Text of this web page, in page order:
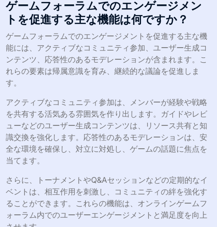
ゲームフォーラムでのエンゲージメン
トを促進する主な機能は何ですか？
ゲームフォーラムでのエンゲージメントを促進する主な機
能には、アクティブなコミュニティ参加、ユーザー生成コ
ンテンツ、応答性のあるモデレーションが含まれます。こ
れらの要素は帰属意識を育み、継続的な議論を促進しま
す。
アクティブなコミュニティ参加は、メンバーが経験や戦略
を共有する活気ある雰囲気を作り出します。ガイドやレビ
ューなどのユーザー生成コンテンツは、リソース共有と知
識交換を強化します。応答性のあるモデレーションは、安
全な環境を確保し、対立に対処し、ゲームの話題に焦点を
当てます。
さらに、トーナメントやQ&Aセッションなどの定期的なイ
ベントは、相互作用を刺激し、コミュニティの絆を強化す
ることができます。これらの機能は、オンラインゲームフ
ォーラム内でのユーザーエンゲージメントと満足度を向上